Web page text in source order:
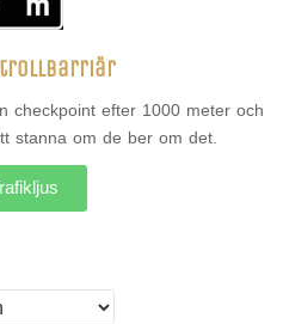
checkpoint efter 1000 meter och
stanna om de ber om det.